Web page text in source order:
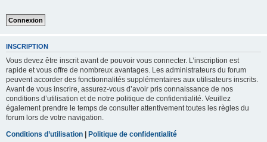
INSCRIPTION
Vous devez être inscrit avant de pouvoir vous connecter. L’inscription est
rapide et vous offre de nombreux avantages. Les administrateurs du forum
peuvent accorder des fonctionnalités supplémentaires aux utilisateurs inscrits.
Avant de vous inscrire, assurez-vous d’avoir pris connaissance de nos
conditions d’utilisation et de notre politique de confidentialité. Veuillez
également prendre le temps de consulter attentivement toutes les règles du
forum lors de votre navigation.
Conditions d’utilisation | Politique de confidentialité